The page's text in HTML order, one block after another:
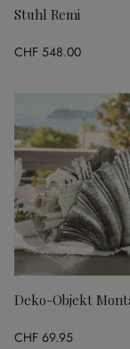
Stuhl Remi
CHF 548.00
Deko-Objekt
CHF 69.95